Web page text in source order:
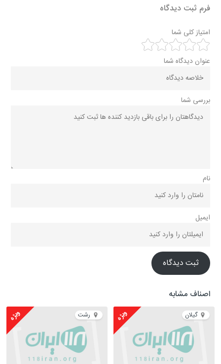
فرم ثبت دیدگاه
امتیاز کلی شما
عنوان دیدگاه شما
بررسی شما
نام
ایمیل
ثبت دیدگاه
اصناف مشابه
گیلان ویژه رشت ویژه